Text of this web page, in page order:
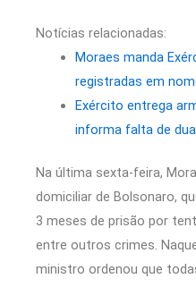
Notícias relacionadas:
Moraes manda
registradas em
Exército entrega
informa falta de
Na última sexta-feira,
domiciliar de Bolsonaro,
3 meses de prisão por
entre outros crimes.
ministro ordenou que